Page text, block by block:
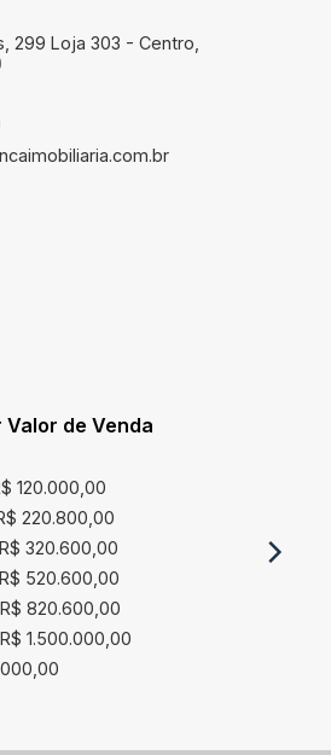
299 Loja 303 - Centro,
Valor de Venda
120.000,00
220.800,00
320.600,00
520.600,00
820.600,00
1.500.000,00